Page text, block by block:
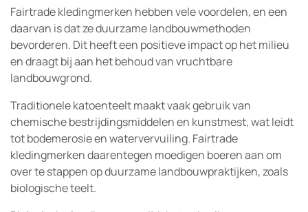
Fairtrade kledingmerken hebben vele voordelen, en een
daarvan is dat ze duurzame landbouwmethoden
bevorderen. Dit heeft een positieve impact op het milieu
en draagt bij aan het behoud van vruchtbare
landbouwgrond.
Traditionele katoenteelt maakt vaak gebruik van
chemische bestrijdingsmiddelen en kunstmest, wat leidt
tot bodemerosie en watervervuiling. Fairtrade
kledingmerken daarentegen moedigen boeren aan om
over te stappen op duurzame landbouwpraktijken, zoals
biologische teelt.